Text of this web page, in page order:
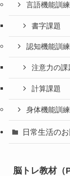
言語機能訓練
書字課題
認知機能訓練
注意力の課
計算課題
身体機能訓練
日常生活の
脳トレ教材（